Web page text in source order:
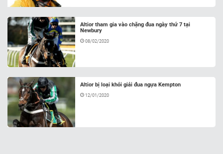
Altior tham gia vào chặng đua ngày thứ 7 tại
Newbury
08/02/2020
Altior bị loại khỏi giải đua ngựa Kempton
12/01/2020